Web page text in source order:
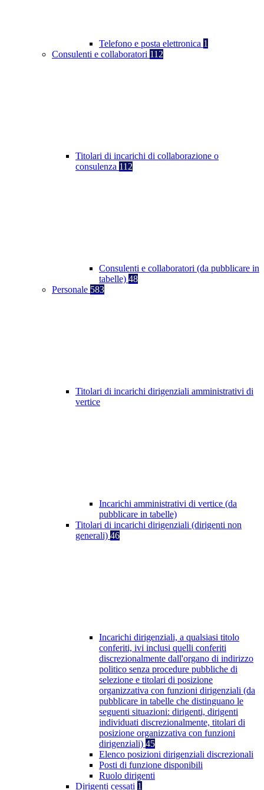
Telefono e posta elettronica 1
Consulenti e collaboratori 112
Titolari di incarichi di collaborazione o
consulenza 112
Consulenti e collaboratori (da pubblicare in
tabelle) 48
Personale 583
Titolari di incarichi dirigenziali amministrativi di
vertice
Incarichi amministrativi di vertice (da
pubblicare in tabelle)
Titolari di incarichi dirigenziali (dirigenti non
generali) 46
Incarichi dirigenziali, a qualsiasi titolo
conferiti, ivi inclusi quelli conferiti
discrezionalmente dall'organo di indirizzo
politico senza procedure pubbliche di
selezione e titolari di posizione
organizzativa con funzioni dirigenziali (da
pubblicare in tabelle che distinguano le
seguenti situazioni: dirigenti, dirigenti
individuati discrezionalmente, titolari di
posizione organizzativa con funzioni
dirigenziali) 45
Elenco posizioni dirigenziali discrezionali
Posti di funzione disponibili
Ruolo dirigenti
Dirigenti cessati 1